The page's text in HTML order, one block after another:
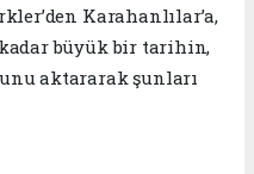
Karahanlılar’a,
kadar büyük bir tarihin,
aktararak şunları